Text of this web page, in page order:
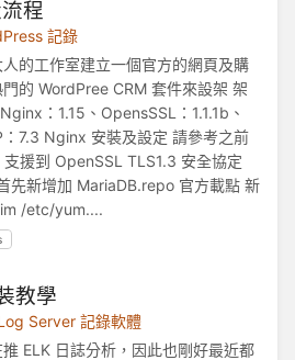
程
記錄
的工作室建立一個官方的網頁及購
的 WordPree CRM 套件來設架 架
：1.15、OpensSSL：1.1.1b、
7.3 Nginx 安裝及設定 請參考之前
援到 OpenSSL TLS1.3 安全協定
先新增加 MariaDB.repo 官方載點 新
/etc/yum....
教學
Server 記錄軟體
ELK 日誌分析，因此也剛好最近都